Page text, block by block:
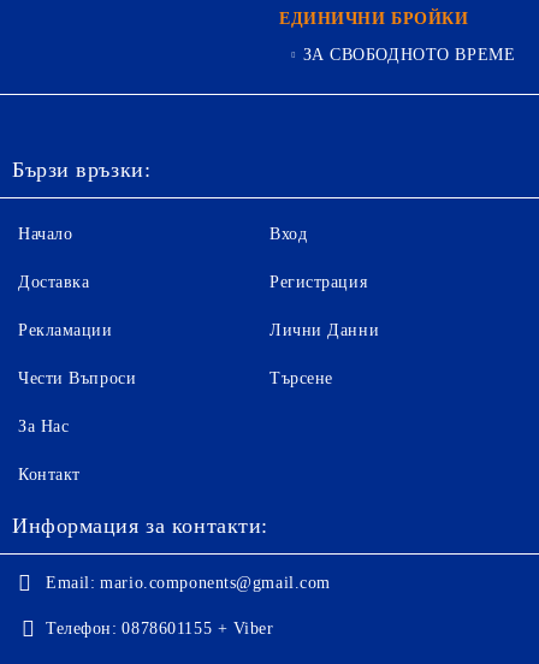
ЕДИНИЧНИ БРОЙКИ
ЗА СВОБОДНОТО ВРЕМЕ
Бързи връзки:
Начало
Доставка
Рекламации
Чести Въпроси
Вход
Регистрация
Лични Данни
Търсене
За Нас
Контакт
Информация за контакти:
Email: mario.components@gmail.com
Телефон: 0878601155 + Viber